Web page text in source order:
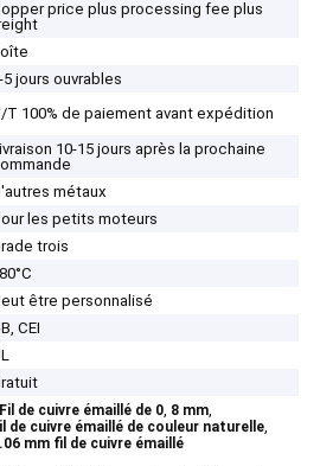
price plus processing fee plus
5 jours ouvrables
T 100% de paiement avant expédition
10-15 jours après la prochaine
métaux
les petits moteurs
trois
être personnalisé
CEI
de cuivre émaillé de 0, 8 mm,
de cuivre émaillé de couleur naturelle,
mm fil de cuivre émaillé